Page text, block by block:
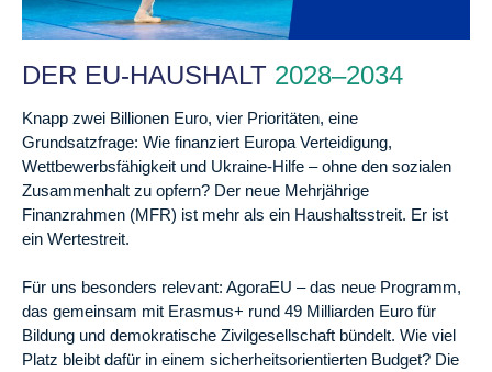
DER EU-HAUSHALT 2028–2034
Knapp zwei Billionen Euro, vier Prioritäten, eine
Grundsatzfrage: Wie finanziert Europa Verteidigung,
Wettbewerbsfähigkeit und Ukraine-Hilfe – ohne den sozialen
Zusammenhalt zu opfern? Der neue Mehrjährige
Finanzrahmen (MFR) ist mehr als ein Haushaltsstreit. Er ist
ein Wertestreit.
Für uns besonders relevant: AgoraEU – das neue Programm,
das gemeinsam mit Erasmus+ rund 49 Milliarden Euro für
Bildung und demokratische Zivilgesellschaft bündelt. Wie viel
Platz bleibt dafür in einem sicherheitsorientierten Budget? Die